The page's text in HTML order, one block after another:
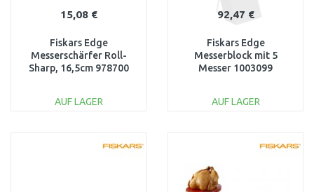
15,08 €
Fiskars Edge
Messerschärfer Roll-
Sharp, 16,5cm 978700
AUF LAGER
92,47 €
Fiskars Edge
Messerblock mit 5
Messer 1003099
AUF LAGER